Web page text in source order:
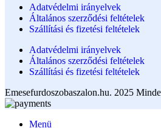
Adatvédelmi irányelvek
Általános szerződési feltételek
Szállítási és fizetési feltételek
Adatvédelmi irányelvek
Általános szerződési feltételek
Szállítási és fizetési feltételek
Emesefurdoszobaszalon.hu. 2025
Menü